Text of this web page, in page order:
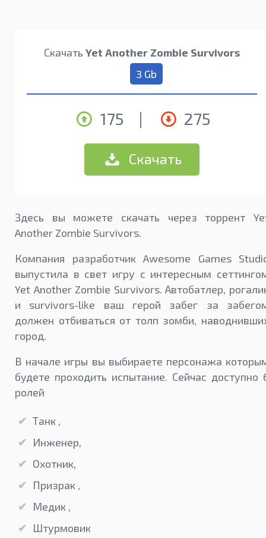
Скачать Yet Another Zombie Survivors
3 Gb
175 | 275
Скачать
Здесь вы можете скачать через торрент
Another Zombie Survivors.
Компания разработчик Awesome Games
выпустила в свет игру с интересным
Yet Another Zombie Survivors. Автобатлер,
и survivors-like ваш герой забег за
должен отбиваться от толп зомби,
город.
В начале игры вы выбираете персонажа
будете проходить испытание. Сейчас доступно
ролей
Танк ,
Инженер,
Охотник,
Призрак ,
Медик ,
Штурмовик